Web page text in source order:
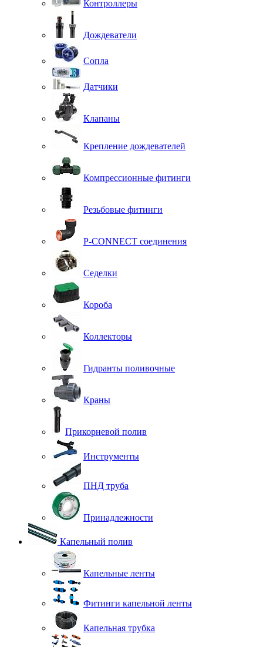
Контроллеры
Дождеватели
Сопла
Датчики
Клапаны
Крепление дождевателей
Компрессионные фитинги
Резьбовые фитинги
P-CONNECT соединения
Седелки
Короба
Коллекторы
Гидранты поливочные
Краны
Прикорневой полив
Инструменты
ПНД труба
Принадлежности
Капельный полив
Капельные ленты
Фитинги капельной ленты
Капельная трубка